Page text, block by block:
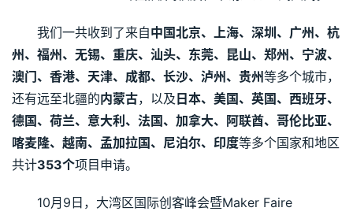
我们一共收到了来自中国北京、上海、深圳、广州、杭
州、福州、无锡、重庆、汕头、东莞、昆山、郑州、宁波、
澳门、香港、天津、成都、长沙、泸州、贵州等多个城市，
还有远至北疆的内蒙古，以及日本、美国、英国、西班牙、
德国、荷兰、意大利、法国、加拿大、阿联酋、哥伦比亚、
喀麦隆、越南、孟加拉国、尼泊尔、印度等多个国家和地区
共计353个项目申请。
10月9日，大湾区国际创客峰会暨Maker Faire